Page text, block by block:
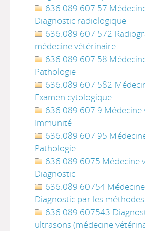
636.089 607 57
Diagnostic radiologique
636.089 607 572
médecine vétérinaire
636.089 607 58
Pathologie
636.089 607 582
Examen cytologique
636.089 607 9 Médecine
Immunité
636.089 607 95
Pathologie
636.089 6075 Médecine
Diagnostic
636.089 60754
Diagnostic par les
636.089 607543
ultrasons (médecine